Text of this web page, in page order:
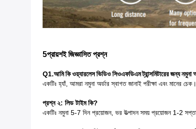
5প্রায়শই জিজ্ঞাসিত প্রশ্ন
Q1.আমি কি ওয়্যারলেস ভিডিও সিওএফডিএম ট্রান্সমিটারের জন্য নমুনা
একটিঃ হ্যাঁ, আমরা নমুনা অর্ডার স্বাগত জানাই পরীক্ষা এবং মানের
প্রশ্ন ২: লিড টাইম কি?
একটিঃ নমুনা 5-7 দিন প্রয়োজন, ভর উত্পাদন সময় প্রয়োজন 1-2 সপ্তাহ